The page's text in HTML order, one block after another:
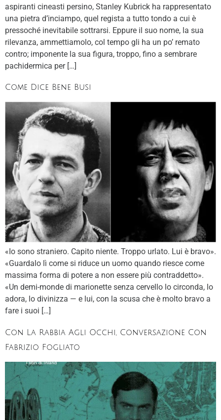
aspiranti cineasti persino, Stanley Kubrick ha rappresentato
una pietra d’inciampo, quel regista a tutto tondo a cui è
pressoché inevitabile sottrarsi. Eppure il suo nome, la sua
rilevanza, ammettiamolo, col tempo gli ha un po’ remato
contro; imponente la sua figura, troppo, fino a sembrare
pachidermica per […]
Come Dice Bene Busi
«Io sono straniero. Capito niente. Troppo urlato. Lui è bravo».
«Guardalo lì come si riduce un uomo quando riesce come
massima forma di potere a non essere più contraddetto».
«Un demi-monde di marionette senza cervello lo circonda, lo
adora, lo divinizza — e lui, con la scusa che è molto bravo a
fare i suoi […]
Con La Rabbia Agli Occhi, Conversazione Con
Fabrizio Fogliato